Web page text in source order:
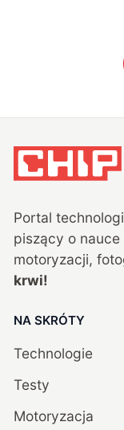
Portal
piszący o
motoryzacji,
krwi!
NA SKRÓTY
Technologie
Testy
Motoryzacja